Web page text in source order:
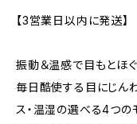
【3営業日以内に発送】
振動＆温感で目もとほ
毎日酷使する目にじん
ス・温湿の選べる4つの